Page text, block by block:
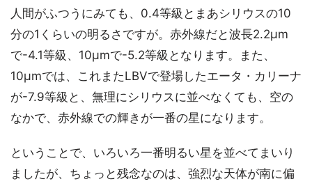
人間がふつうにみても、0.4等級とまあシリウスの10
分の1くらいの明るさですが。赤外線だと波長2.2μm
で-4.1等級、10μmで-5.2等級となります。また、
10μmでは、これまたLBVで登場したエータ・カリーナ
が-7.9等級と、無理にシリウスに並べなくても、空の
なかで、赤外線での輝きが一番の星になります。
ということで、いろいろ一番明るい星を並べてまいり
ましたが、ちょっと残念なのは、強烈な天体が南に偏